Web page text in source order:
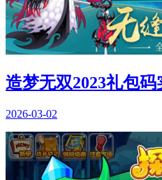
造梦无双2023礼包
2026-03-02